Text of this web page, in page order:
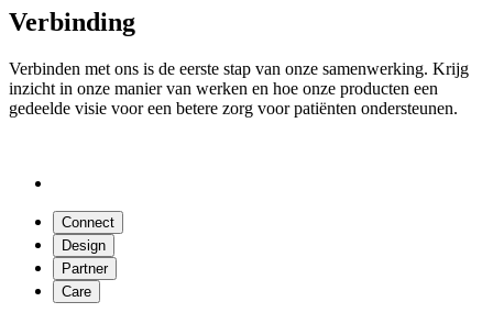
Verbinding
Verbinden met ons is de eerste stap van onze samenwerking. Krijg
inzicht in onze manier van werken en hoe onze producten een
gedeelde visie voor een betere zorg voor patiënten ondersteunen.
Connect
Design
Partner
Care